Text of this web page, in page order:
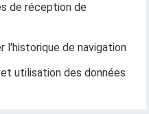
de réception de
l'historique de navigation
utilisation des données